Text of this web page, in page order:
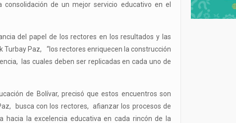
de un mejor servicio educativo en el
del papel de los rectores en los resultados y las
Turbay Paz, “los rectores enriquecen la construcción
las cuales deben ser replicadas en cada uno de
de Bolívar, precisó que estos encuentros son
busca con los rectores, afianzar los procesos de
hacia la excelencia educativa en cada rincón de la